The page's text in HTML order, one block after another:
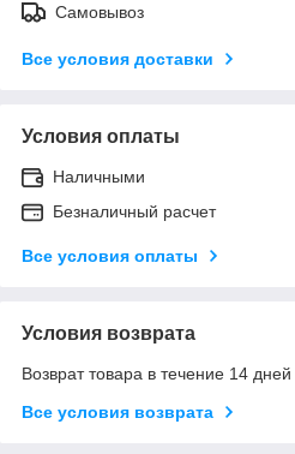
Самовывоз
Все условия доставки
Условия оплаты
Наличными
Безналичный расчет
Все условия оплаты
Условия возврата
Возврат товара в течение 14
Все условия возврата